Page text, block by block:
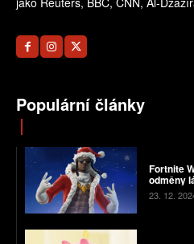
Populární články
Fortnite
odměny
23. 12.